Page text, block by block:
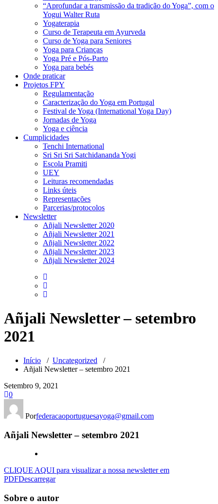
“Aprofundar a transmissão da tradição do Yoga”, com o
Yogui Walter Ruta
Yogaterapia
Curso de Terapeuta em Ayurveda
Curso de Yoga para Seniores
Yoga para Crianças
Yoga Pré e Pós-Parto
Yoga para bebés
Onde praticar
Projetos FPY
Regulamentação
Caracterização do Yoga em Portugal
Festival de Yoga (International Yoga Day)
Jornadas de Yoga
Yoga e ciência
Cumplicidades
Tenchi International
Sri Sri Sri Satchidananda Yogi
Escola Pramiti
UEY
Leituras recomendadas
Links úteis
Representações
Parcerias/protocolos
Newsletter
Añjali Newsletter 2020
Añjali Newsletter 2021
Añjali Newsletter 2022
Añjali Newsletter 2023
Añjali Newsletter 2024
Añjali Newsletter – setembro
2021
Início / Uncategorized /
Añjali Newsletter – setembro 2021
Setembro 9, 2021
0
Porfederacaoportuguesayoga@gmail.com
Añjali Newsletter – setembro 2021
CLIQUE AQUI para visualizar a nossa newsletter em
PDFDescarregar
Sobre o autor